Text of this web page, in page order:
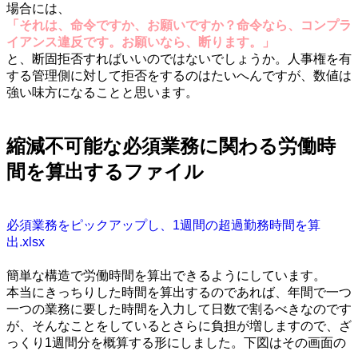
場合には、
「それは、命令ですか、お願いですか？命令なら、コンプラ
イアンス違反です。お願いなら、断ります。」
と、
断固拒否すればいいのではないでしょうか。人事権を有
する管理側に対して拒否をするのはたいへんですが、数値は
強い味方になることと思います。
縮減不可能な必須業務に関わる労働時
間を算出するファイル
必須業務をピックアップし、1週間の超過勤務時間を算
出.xlsx
簡単な構造で労働時間を算出できるようにしています。
本当にきっちりした時間を算出するのであれば、年間で一つ
一つの業務に要した時間を入力して日数で割るべきなのです
が、そんなことをしているとさらに負担が増しますので、ざ
っくり1週間分を概算する形にしました。下図はその画面の